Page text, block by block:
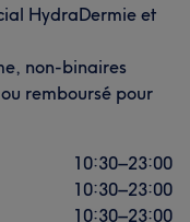
HydraDermie et
non-binaires
remboursé pour
10:30–23:00
10:30–23:00
10:30–23:00